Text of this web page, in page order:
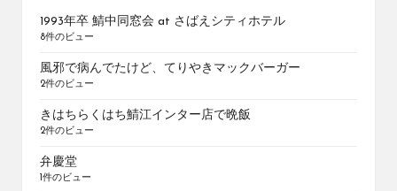
1993年卒 鯖中同窓会 at さばえシティホテル
8件のビュー
風邪で病んでたけど、てりやきマックバーガー
2件のビュー
きはちらくはち鯖江インター店で晩飯
2件のビュー
弁慶堂
1件のビュー